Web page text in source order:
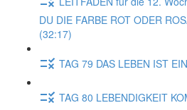
DU DIE FARBE ROT ODER
(32:17)
TAG 79 DAS LEBEN IST
TAG 80 LEBENDIGKEIT